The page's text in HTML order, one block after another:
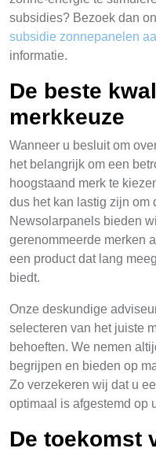
subsidies? Bezoek dan
subsidie zonnepanelen
informatie.
De beste
merkkeuze
Wanneer u besluit om
het belangrijk om een
hoogstaand merk te
dus het kan lastig zijn om
Newsolarpanels bieden
gerenommeerde merken
een product dat lang
biedt.
Onze deskundige
selecteren van het juiste
behoeften. We nemen
begrijpen en bieden op
Zo verzekeren wij dat u
optimaal is afgestemd op
De toekomst